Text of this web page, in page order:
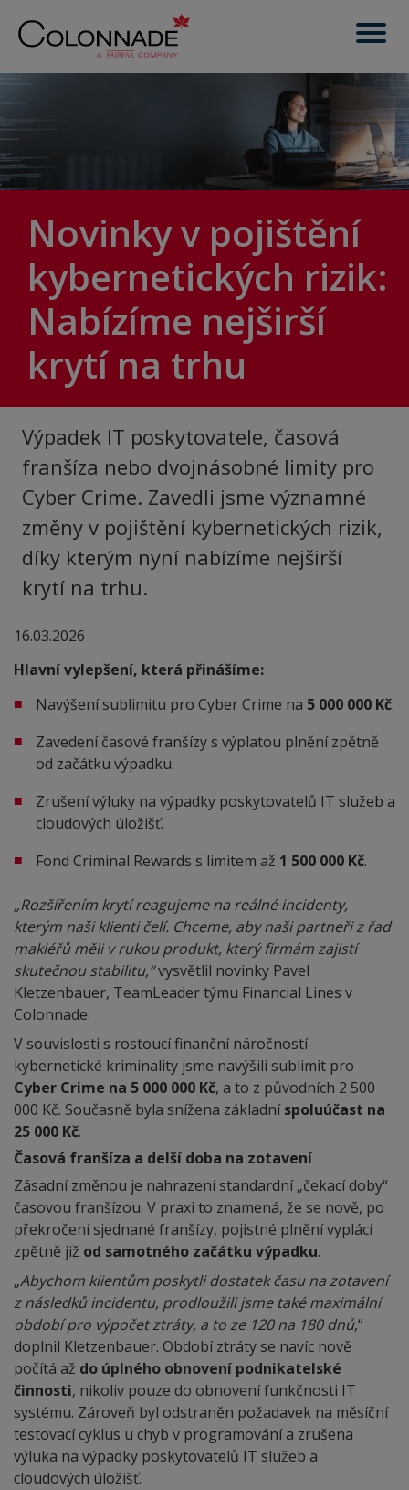
Novinky v pojištění
kybernetických rizik:
Nabízíme nejširší
krytí na trhu
Výpadek IT poskytovatele, časová
franšíza nebo dvojnásobné limity pro
Cyber Crime. Zavedli jsme významné
změny v pojištění kybernetických rizik,
díky kterým nyní nabízíme nejširší
krytí na trhu.
16.03.2026
Hlavní vylepšení, která přinášíme:
Navýšení sublimitu pro Cyber Crime na 5 000 000 Kč.
Zavedení časové franšízy s výplatou plnění zpětně
od začátku výpadku.
Zrušení výluky na výpadky poskytovatelů IT služeb a
cloudových úložišť.
Fond Criminal Rewards s limitem až 1 500 000 Kč.
„Rozšířením krytí reagujeme na reálné incidenty,
kterým naši klienti čelí. Chceme, aby naši partneři z řad
makléřů měli v rukou produkt, který firmám zajistí
skutečnou stabilitu,“vysvětlil novinky Pavel
Kletzenbauer, TeamLeader týmu Financial Lines v
Colonnade.
V souvislosti s rostoucí finanční náročností
kybernetické kriminality jsme navýšili sublimit pro
Cyber Crime na 5 000 000 Kč, a to z původních 2 500
000 Kč. Současně byla snížena základníspoluúčast na
25 000 Kč.
Časová franšíza a delší doba na zotavení
Zásadní změnou je nahrazení standardní „čekací doby“
časovou franšízou. V praxi to znamená, že se nově, po
překročení sjednané franšízy, pojistné plnění vyplácí
zpětně již od samotného začátku výpadku.
„Abychom klientům poskytli dostatek času na zotavení
z následků incidentu, prodloužili jsme také maximální
období pro výpočet ztráty, a to ze 120 na 180 dnů,“
doplnil Kletzenbauer. Období ztráty se navíc nově
počítá až do úplného obnovení podnikatelské
činnosti, nikoliv pouze do obnovení funkčnosti IT
systému. Zároveň byl odstraněn požadavek na měsíční
testovací cyklus u chyb v programování a zrušena
výluka na výpadky poskytovatelů IT služeb a
cloudových úložišť.